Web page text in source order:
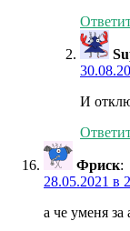
И
Фриск:
28.05.2021 в
а че уменя за